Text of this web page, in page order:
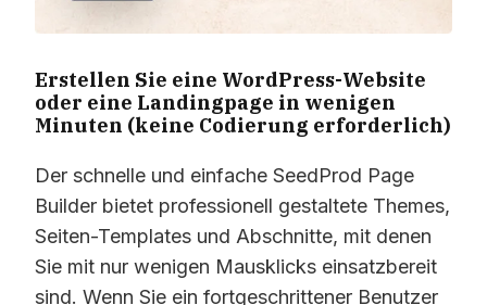
Erstellen Sie eine WordPress-Website
oder eine Landingpage in wenigen
Minuten (keine Codierung erforderlich)
Der schnelle und einfache SeedProd Page
Builder bietet professionell gestaltete Themes,
Seiten-Templates und Abschnitte, mit denen
Sie mit nur wenigen Mausklicks einsatzbereit
sind. Wenn Sie ein fortgeschrittener Benutzer